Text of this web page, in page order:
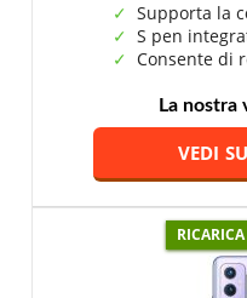
Supporta la
S pen
Consente di
La nostra
VEDI